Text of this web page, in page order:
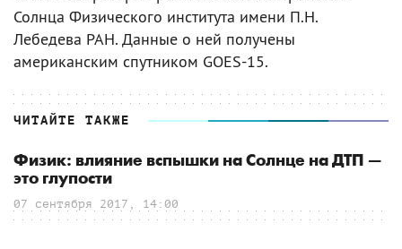
Солнца Физического института имени П.Н.
Лебедева РАН. Данные о ней получены
американским спутником GOES-15.
ЧИТАЙТЕ ТАКЖЕ
Физик: влияние вспышки на Солнце на ДТП —
это глупости
07 сентября 2017, 14:00